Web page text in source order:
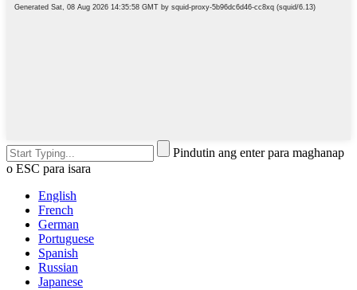
Pindutin ang enter para maghanap
o ESC para isara
English
French
German
Portuguese
Spanish
Russian
Japanese